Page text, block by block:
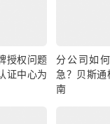
授权问题
证中心为
分公司如
急？贝斯
南